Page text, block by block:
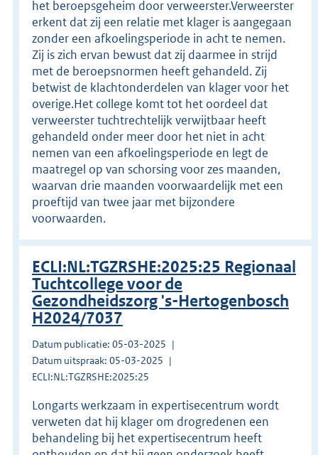
het beroepsgeheim door verweerster.Verweerster
erkent dat zij een relatie met klager is aangegaan
zonder een afkoelingsperiode in acht te nemen.
Zij is zich ervan bewust dat zij daarmee in strijd
met de beroepsnormen heeft gehandeld. Zij
betwist de klachtonderdelen van klager voor het
overige.Het college komt tot het oordeel dat
verweerster tuchtrechtelijk verwijtbaar heeft
gehandeld onder meer door het niet in acht
nemen van een afkoelingsperiode en legt de
maatregel op van schorsing voor zes maanden,
waarvan drie maanden voorwaardelijk met een
proeftijd van twee jaar met bijzondere
voorwaarden.
ECLI:NL:TGZRSHE:2025:25 Regionaal
Tuchtcollege voor de
Gezondheidszorg 's-Hertogenbosch
H2024/7037
Datum publicatie: 05-03-2025
Datum uitspraak: 05-03-2025
ECLI:NL:TGZRSHE:2025:25
Longarts werkzaam in expertisecentrum wordt
verweten dat hij klager om drogredenen een
behandeling bij het expertisecentrum heeft